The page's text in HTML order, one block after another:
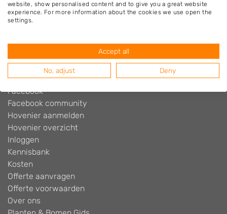
Adverteren
Algemene voorwaarden
Blog
Cookiebeleid
Disclaimer
Facebook
Facebook community
Hovenier aanmelden
Hovenier overzicht
Inloggen
Kennisbank
Kosten
Offerte aanvragen
Offerte voorwaarden
Over ons
website, show personalised content and to give you a great website
experience. For more information about the cookies we use open the
settings.
Accept all
No, adjust Deny